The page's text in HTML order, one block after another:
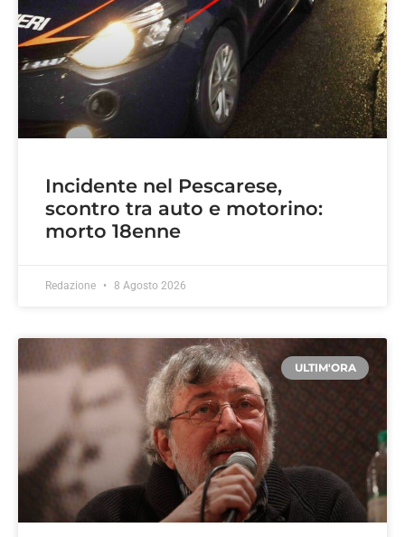
Incidente nel Pescarese,
scontro tra auto e motorino:
morto 18enne
Redazione 8 Agosto 2026
ULTIM'ORA